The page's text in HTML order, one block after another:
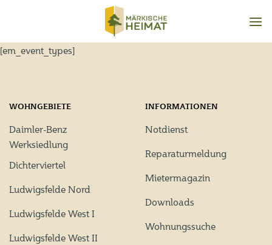
[em_event_types]
WOHNGEBIETE
Daimler-Benz
Werksiedlung
Dichterviertel
Ludwigsfelde Nord
Ludwigsfelde West I
Ludwigsfelde West II
INFORMATIONEN
Notdienst
Reparaturmeldung
Mietermagazin
Downloads
Wohnungssuche